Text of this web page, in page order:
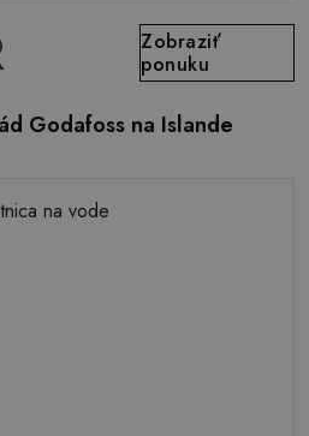
Zobraziť
ponuku
Godafoss na Islande